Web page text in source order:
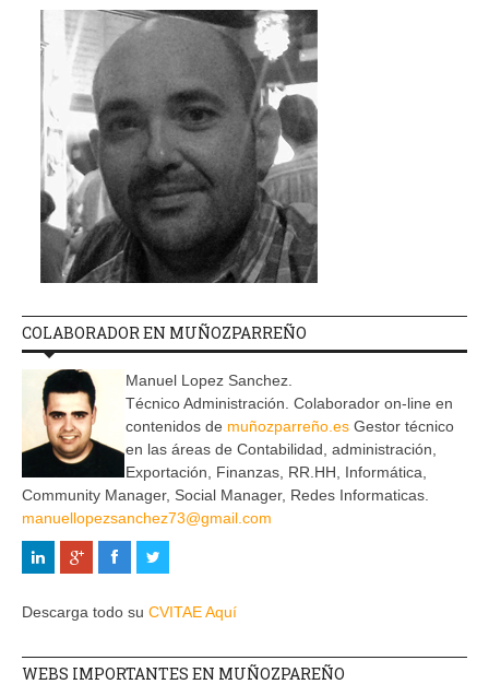
COLABORADOR EN MUÑOZPARREÑO
Manuel Lopez Sanchez.
Técnico Administración. Colaborador on-line en
contenidos de muñozparreño.es Gestor técnico
en las áreas de Contabilidad, administración,
Exportación, Finanzas, RR.HH, Informática,
Community Manager, Social Manager, Redes Informaticas.
manuellopezsanchez73@gmail.com
Descarga todo su CVITAE Aquí
WEBS IMPORTANTES EN MUÑOZPAREÑO